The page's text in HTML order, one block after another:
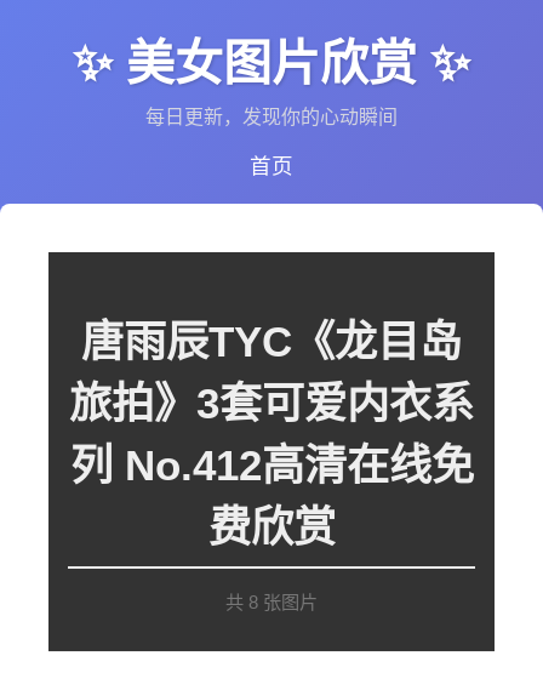
✨ 美女图片欣赏 ✨
每日更新，发现你的心动瞬间
首页
唐雨辰TYC《龙目岛
旅拍》3套可爱内衣系
列 No.412高清在线免
费欣赏
共 8 张图片